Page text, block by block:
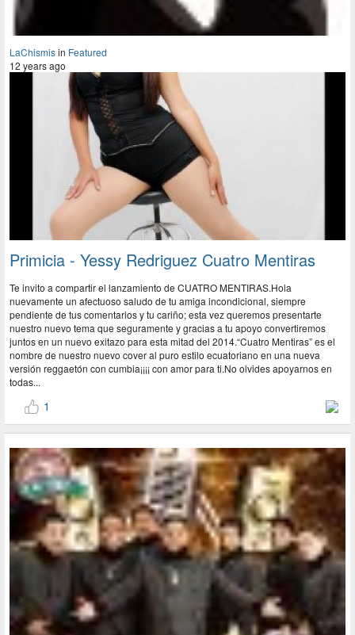
LaChismisin Featured
12 years ago
Primicia - Yessy Redriguez Cuatro Mentiras
Te invito a compartir el lanzamiento de CUATRO MENTIRAS.Hola
nuevamente un afectuoso saludo de tu amiga incondicional, siempre
pendiente de tus comentarios y tu cariño; esta vez queremos presentarte
nuestro nuevo tema que seguramente y gracias a tu apoyo convertiremos
juntos en un nuevo exitazo para esta mitad del 2014.“Cuatro Mentiras” es el
nombre de nuestro nuevo cover al puro estilo ecuatoriano en una nueva
versión reggaetón con cumbia¡¡¡¡ con amor para ti.No olvides apoyarnos en
todas...
1